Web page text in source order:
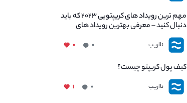
مهم ترین رویداد های کریپتویی ۲۰۲۳ که باید
دنبال کنید – معرفی بهترین رویداد های
جهانی
نااریب ۰ ۰
کیف پول کریپتو چیست؟
نااریب ۰ ۱